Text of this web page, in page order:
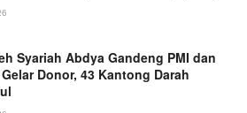
Syariah Abdya Gandeng PMI dan
Gelar Donor, 43 Kantong Darah